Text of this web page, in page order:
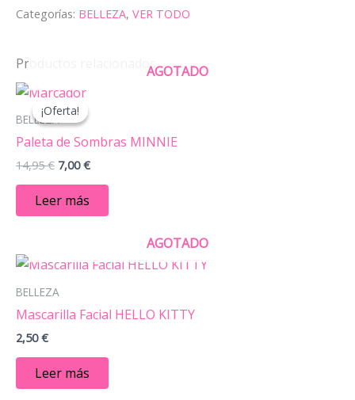
Categorías: BELLEZA, VER TODO
Productos relacionados
¡Oferta!
AGOTADO
¡Oferta!
BELLEZA
Paleta de Sombras MINNIE
14,95€
El
precio
original
era:
14,95 €.
7,00€
7,00 €.
Leer más
AGOTADO
BELLEZA
Mascarilla Facial HELLO KITTY
2,50€
Leer más